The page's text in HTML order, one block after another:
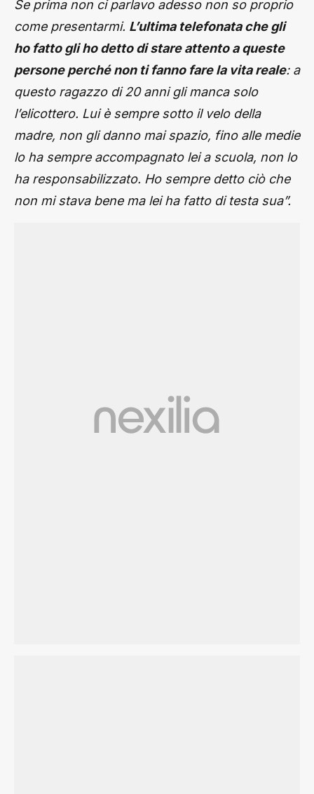
Se prima non ci parlavo adesso non so proprio
come presentarmi. L’ultima telefonata che gli
ho fatto gli ho detto di stare attento a queste
persone perché non ti fanno fare la vita reale: a
questo ragazzo di 20 anni gli manca solo
l’elicottero. Lui è sempre sotto il velo della
madre, non gli danno mai spazio, fino alle medie
lo ha sempre accompagnato lei a scuola, non lo
ha responsabilizzato. Ho sempre detto ciò che
non mi stava bene ma lei ha fatto di testa sua”.